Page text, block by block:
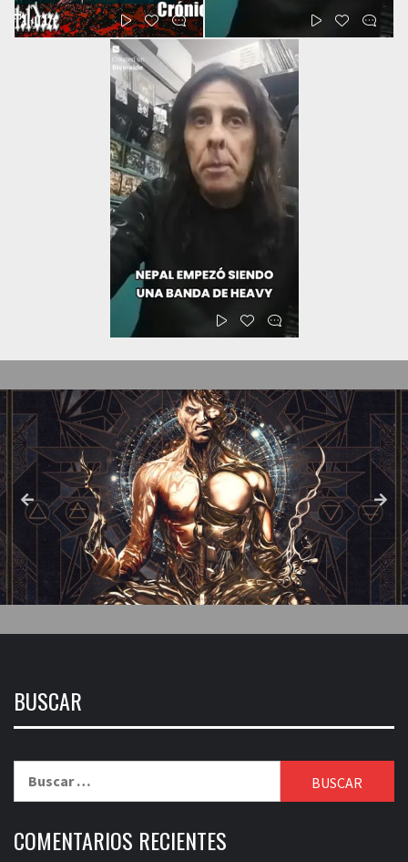
BUSCAR
COMENTARIOS RECIENTES